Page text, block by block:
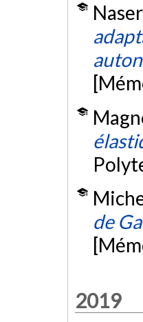
de
2019